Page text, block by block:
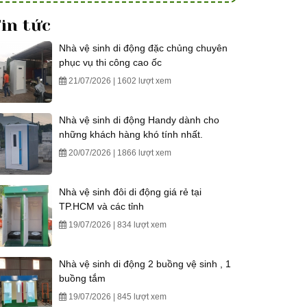
tức
Nhà vệ sinh di động đặc chủng chuyên
phục vụ thi công cao ốc
21/07/2026 | 1602 lượt xem
Nhà vệ sinh di động Handy dành cho
những khách hàng khó tính nhất.
20/07/2026 | 1866 lượt xem
Nhà vệ sinh đôi di động giá rẻ tại
TP.HCM và các tỉnh
19/07/2026 | 834 lượt xem
Nhà vệ sinh di động 2 buồng vệ sinh , 1
buồng tắm
19/07/2026 | 845 lượt xem